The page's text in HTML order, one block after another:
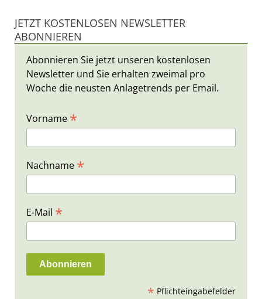
JETZT KOSTENLOSEN NEWSLETTER
ABONNIEREN
Abonnieren Sie jetzt unseren kostenlosen
Newsletter und Sie erhalten zweimal pro
Woche die neusten Anlagetrends per Email.
Vorname *
Nachname *
E-Mail *
* Pflichteingabefelder